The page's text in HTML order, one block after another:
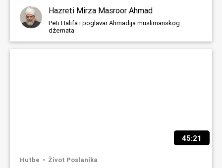
Hazreti Mirza Masroor Ahmad
Peti Halifa i poglavar Ahmadija muslimanskog
džemata
45:21
Hutbe Život Poslanika